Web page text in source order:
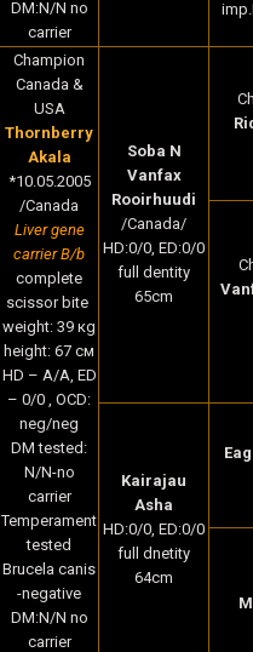
DM:N/N no
carrier
Champion
Canada &
USA
Thornberry
Akala
*10.05.2005
/Canada
Liver gene
carrier B/b
complete
scissor bite
weight: 39 кg
height: 67 cм
HD – A/A, ED
– 0/0 , OCD:
neg/neg
DM tested:
N/N-no
carrier
Temperament
tested
Brucela canis
-negative
DM:N/N no
carrier
Soba N
Vanfax
Rooirhuudi
/Canada/
HD:0/0, ED:0/0
full dentity
65cm
Kairajau
Asha
HD:0/0, ED:0/0
full dnetity
64cm